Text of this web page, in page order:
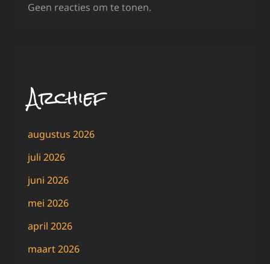
Geen reacties om te tonen.
Archief
augustus 2026
juli 2026
juni 2026
mei 2026
april 2026
maart 2026